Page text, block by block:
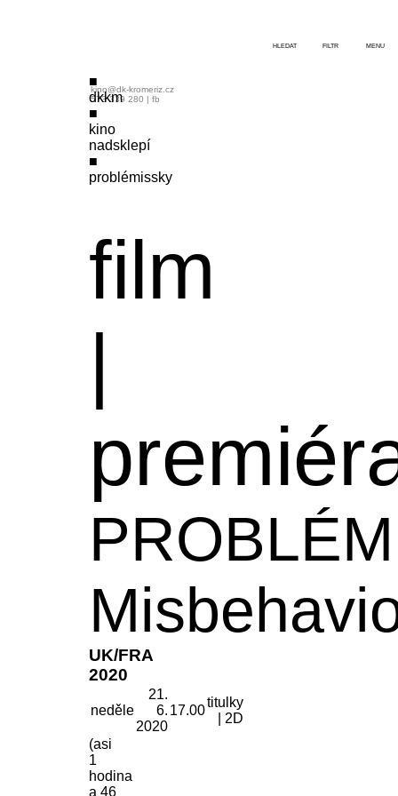
dkkm
kino
nadsklepí
problémissky
film
|
UK/FRA
2020
neděle
21.
6.
2020
17.00
titulky
| 2D
(asi
1
hodina
a 46
kino@dk-kromeriz.cz
573 339 280 | fb
HLEDAT FILTR MENU